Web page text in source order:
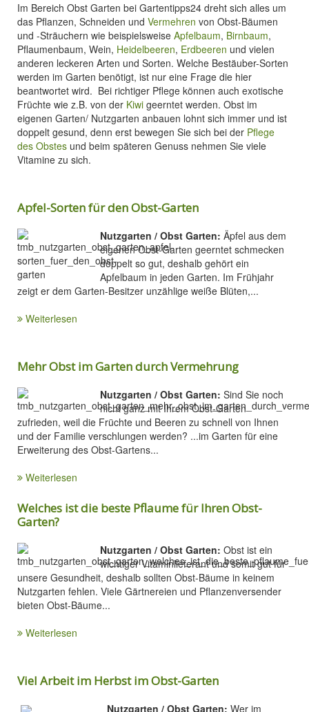
Im Bereich Obst Garten bei Gartentipps24 dreht sich alles um
das Pflanzen, Schneiden und Vermehren von Obst-Bäumen
und -Sträuchern wie beispielsweise Apfelbaum, Birnbaum,
Pflaumenbaum, Wein, Heidelbeeren, Erdbeeren und vielen
anderen leckeren Arten und Sorten. Welche Bestäuber-Sorten
werden im Garten benötigt, ist nur eine Frage die hier
beantwortet wird. Bei richtiger Pflege können auch exotische
Früchte wie z.B. von der Kiwi geerntet werden. Obst im
eigenen Garten/ Nutzgarten anbauen lohnt sich immer und ist
doppelt gesund, denn erst bewegen Sie sich bei der Pflege
des Obstes und beim späteren Genuss nehmen Sie viele
Vitamine zu sich.
Apfel-Sorten für den Obst-Garten
Nutzgarten / Obst Garten: Äpfel aus dem
eigenen Obst-Garten geerntet schmecken
doppelt so gut, deshalb gehört ein
Apfelbaum in jeden Garten. Im Frühjahr
zeigt er dem Garten-Besitzer unzählige weiße Blüten,...
Weiterlesen
Mehr Obst im Garten durch Vermehrung
Nutzgarten / Obst Garten: Sind Sie noch
nicht ganz mit Ihrem Obst-Garten
zufrieden, weil die Früchte und Beeren zu schnell von Ihnen
und der Familie verschlungen werden? ...im Garten für eine
Erweiterung des Obst-Gartens...
Weiterlesen
Welches ist die beste Pflaume für Ihren Obst-
Garten?
Nutzgarten / Obst Garten: Obst ist ein
wichtiger Vitaminlieferant und somit gut für
unsere Gesundheit, deshalb sollten Obst-Bäume in keinem
Nutzgarten fehlen. Viele Gärtnereien und Pflanzenversender
bieten Obst-Bäume...
Weiterlesen
Viel Arbeit im Herbst im Obst-Garten
Nutzgarten / Obst Garten: Wer im